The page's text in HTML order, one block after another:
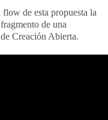
de esta propuesta la
de una
Creación Abierta.